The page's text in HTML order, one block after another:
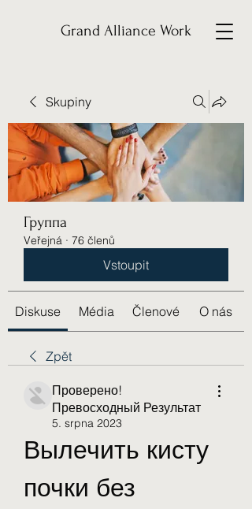
Grand Alliance Work
Skupiny
Группа
Veřejná · 76 členů
Vstoupit
Diskuse Média Členové O nás
Zpět
Проверено!
Превосходный Результат
5. srpna 2023
Вылечить кисту
почки без